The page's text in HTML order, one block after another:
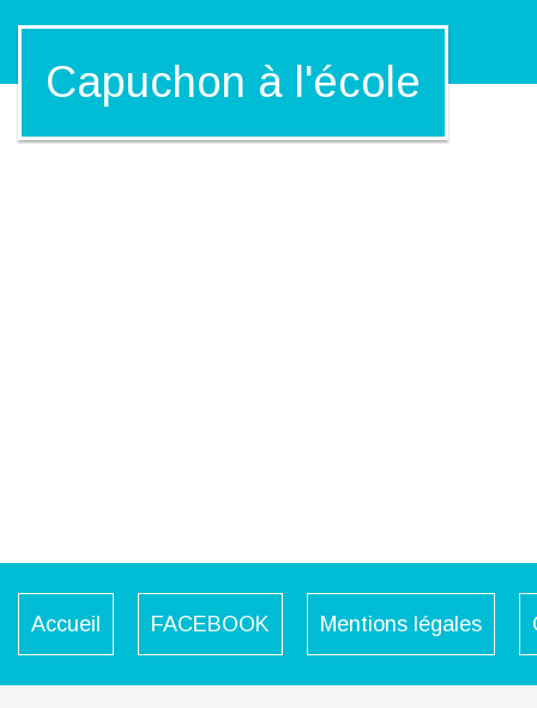
Capuchon à l'école
Accueil FACEBOOK Mentions légales